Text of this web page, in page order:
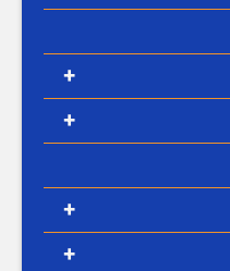
+
+
+
+